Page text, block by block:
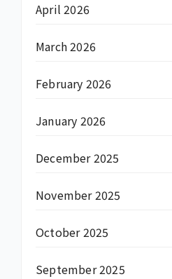
April 2026
March 2026
February 2026
January 2026
December 2025
November 2025
October 2025
September 2025